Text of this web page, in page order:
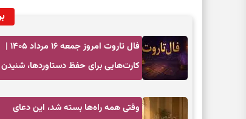
فال تاروت امروز جمعه ۱۶ مرداد ۱۴۰۵ |
کارت‌هایی برای حفظ دستاوردها، شنیدن
وقتی همه راه‌ها بسته شد، این دعای